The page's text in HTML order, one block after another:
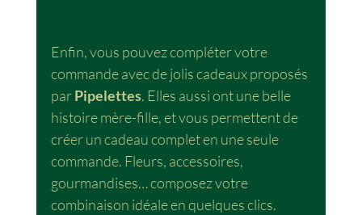
Enfin, vous pouvez compléter votre
commande avec de jolis cadeaux proposés
par Pipelettes. Elles aussi ont une belle
histoire mère-fille, et vous permettent de
créer un cadeau complet en une seule
commande. Fleurs, accessoires,
gourmandises… composez votre
combinaison idéale en quelques clics.